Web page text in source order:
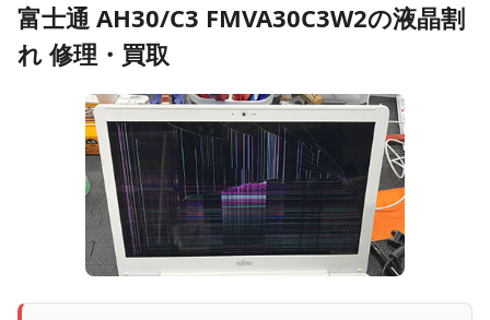
富士通 AH30/C3 FMVA30C3W2の液晶割
れ 修理・買取